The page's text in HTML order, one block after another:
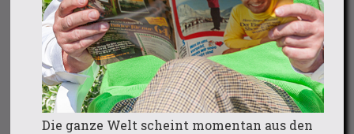
Die ganze Welt scheint momentan aus den